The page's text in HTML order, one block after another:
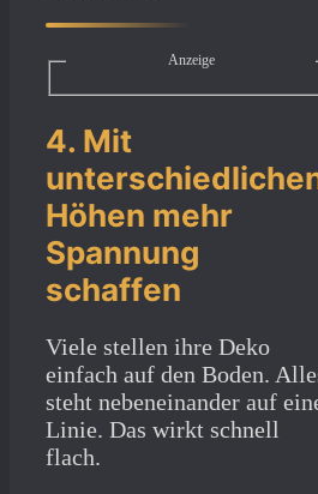
Anzeige
4. Mit
Höhen mehr
Spannung
schaffen
Viele stellen ihre Deko
einfach auf den Boden.
steht nebeneinander auf
Linie. Das wirkt schnell
flach.